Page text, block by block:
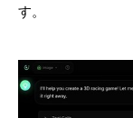
す。